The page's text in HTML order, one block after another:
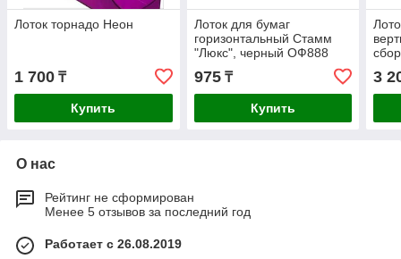
Лоток торнадо Неон
1 700 ₸
Купить
Лоток для бумаг
горизонтальный Стамм
"Люкс", черный ОФ888
975₸
Купить
3
О нас
Рейтинг не сформирован
Менее 5 отзывов за последний год
Работает с 26.08.2019